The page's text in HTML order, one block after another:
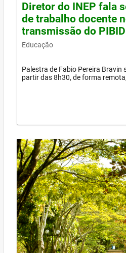
Diretor do INEP fala
de trabalho docente
transmissão do PIBID
Educação
Palestra de Fabio Pereira Bravin
partir das 8h30, de forma